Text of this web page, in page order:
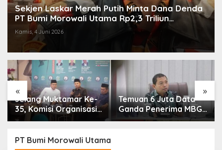
Sekjen Laskar Merah Putih Minta Dana Denda
PT Bumi Morowali Utama Rp2,3 Triliun
Dikucurkan ke Sulteng untuk Merehabilitasi
Hutan Morowali
Kamis, 4 Juni 2026
« »
Temuan 6 Juta Data
Ganda Penerima MBG,
Komisi IX: Tindak
Pemerintah Diminta
Mengkaji Rencana
Kenaikan Gaji Kepala
PT Bumi Morowali Utama